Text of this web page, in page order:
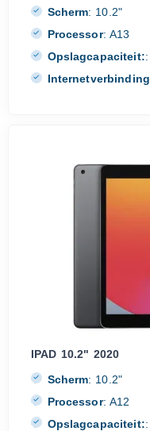
Scherm: 10.2"
Processor: A13
Opslagcapaciteit::
Internetverbinding
IPAD 10.2" 2020
Scherm: 10.2"
Processor: A12
Opslagcapaciteit::